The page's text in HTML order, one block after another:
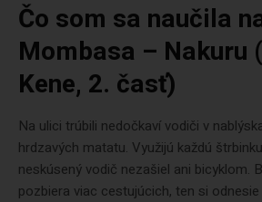
Čo som sa naučila
Mombasa – Nakuru
Kene, 2. časť)
Na ulici trúbili nedočkaví vodiči v
hrdzavých matatu. Využijú každú
neskúsený vodič nezašiel ani bicyklom.
pozbiera viac cestujúcich, ten si